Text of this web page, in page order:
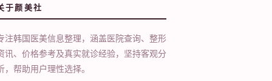
于颜美社
注韩国医美信息整理，涵盖医院查询、整形
讯、价格参考及真实就诊经验，坚持客观分
，帮助用户理性选择。